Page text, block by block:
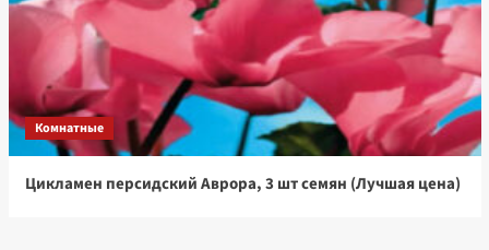
Комнатные
Цикламен персидский Аврора, 3 шт семян (Лучшая цена)